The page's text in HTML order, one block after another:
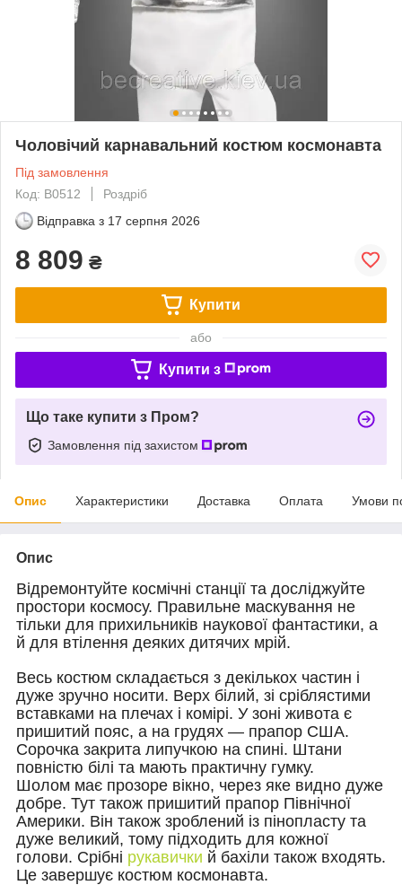
Чоловічий карнавальний костюм космонавта
Під замовлення
Код: B0512
Роздріб
Відправка з 17 серпня 2026
8 809 ₴
Купити
або
Купити з
Що таке купити з Пром?
Замовлення під захистом
Опис Характеристики Доставка Оплата Умови
Опис
Відремонтуйте космічні станції та досліджуйте
простори космосу. Правильне маскування не
тільки для прихильників наукової фантастики, а
й для втілення деяких дитячих мрій.
Весь костюм складається з декількох частин і
дуже зручно носити. Верх білий, зі сріблястими
вставками на плечах і комірі. У зоні живота є
пришитий пояс, а на грудях — прапор США.
Сорочка закрита липучкою на спині. Штани
повністю білі та мають практичну гумку.
Шолом має прозоре вікно, через яке видно дуже
добре. Тут також пришитий прапор Північної
Америки. Він також зроблений із пінопласту та
дуже великий, тому підходить для кожної
голови. Срібні рукавички й бахіли також входять.
Це завершує костюм космонавта.